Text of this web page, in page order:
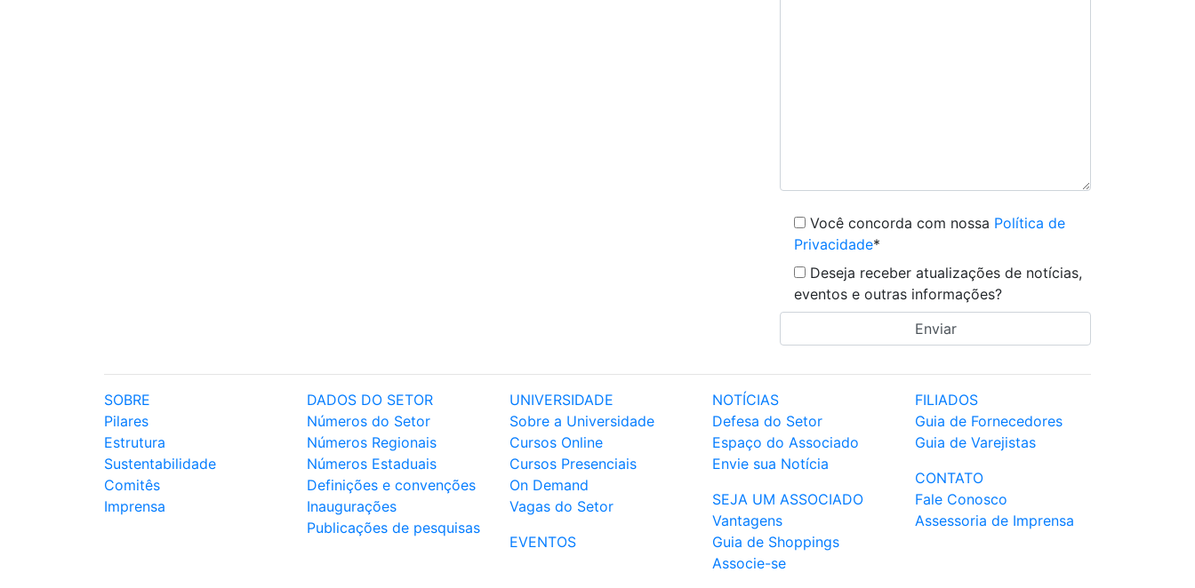
Você concorda com nossa Política de
Privacidade*
Deseja receber atualizações de notícias,
eventos e outras informações?
SOBRE
Pilares
Estrutura
Sustentabilidade
Comitês
Imprensa
DADOS DO SETOR
Números do Setor
Números Regionais
Números Estaduais
Definições e convenções
Inaugurações
Publicações de pesquisas
UNIVERSIDADE
Sobre a Universidade
Cursos Online
Cursos Presenciais
On Demand
Vagas do Setor
EVENTOS
NOTÍCIAS
Defesa do Setor
Espaço do Associado
Envie sua Notícia
SEJA UM ASSOCIADO
Vantagens
Guia de Shoppings
Associe-se
FILIADOS
Guia de Fornecedores
Guia de Varejistas
CONTATO
Fale Conosco
Assessoria de Imprensa